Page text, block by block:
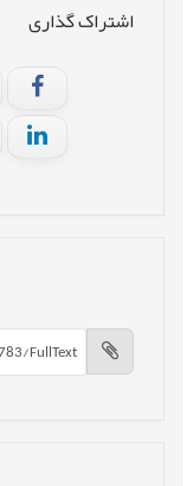
اشتراک گذاری